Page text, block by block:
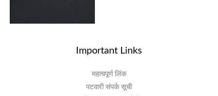
Important Links
महत्वपूर्ण लिंक
पटवारी संपर्क सूची